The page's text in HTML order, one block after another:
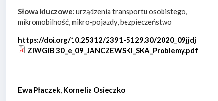
Słowa kluczowe:urządzenia transportu osobistego,
mikromobilność, mikro-pojazdy, bezpieczeństwo
https://doi.org/10.25312/2391-5129.30/2020_09jjdj
ZIWGiB 30_e_09_JANCZEWSKI_SKA_Problemy.pdf
Ewa Płaczek, Kornelia Osieczko